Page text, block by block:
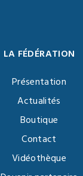
LA FÉDÉRATION
Présentation
Actualités
Boutique
Contact
Vidéothèque